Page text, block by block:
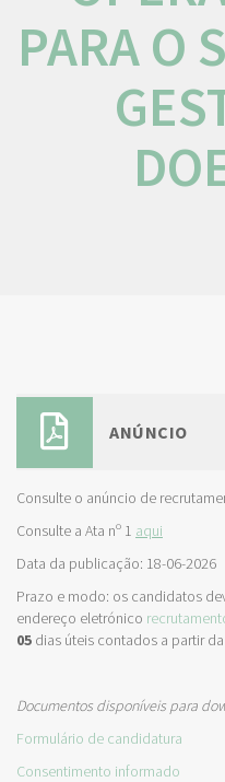
PARA O
ANÚNCIO
Consulte o anúncio de
Consulte a Ata nº 1 aqui
Data da publicação: 18-06-2026
Prazo e modo: os candidatos
endereço eletrónico
05 dias úteis contados a partir
Documentos disponíveis para
Formulário de candidatura
Consentimento informado